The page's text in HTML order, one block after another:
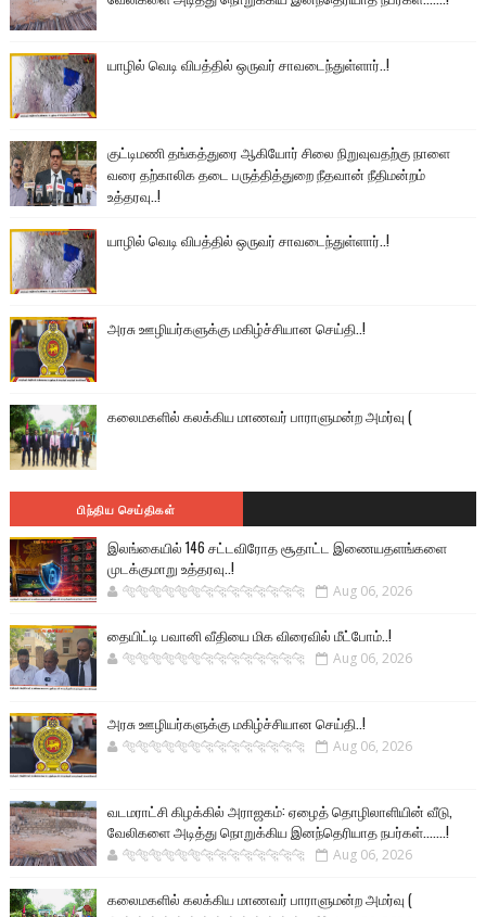
யாழில் வெடி விபத்தில் ஒருவர் சாவடைந்துள்ளார்..!
குட்டிமணி தங்கத்துரை ஆகியோர் சிலை நிறுவுவதற்கு நாளை
வரை தற்காலிக தடை பருத்தித்துறை நீதவான் நீதிமன்றம்
உத்தரவு..!
யாழில் வெடி விபத்தில் ஒருவர் சாவடைந்துள்ளார்..!
அரசு ஊழியர்களுக்கு மகிழ்ச்சியான செய்தி..!
கலைமகளில் கலக்கிய மாணவர் பாராளுமன்ற அமர்வு (
பிந்திய செய்திகள்
இலங்கையில் 146 சட்டவிரோத சூதாட்ட இணையதளங்களை
முடக்குமாறு உத்தரவு..!
🐅🐅🐅🐅🐅🐅🐆🐆🐆🐆🐆🐆🐆🐆 Aug 06, 2026
தையிட்டி பவானி வீதியை மிக விரைவில் மீட்போம்..!
🐅🐅🐅🐅🐅🐅🐆🐆🐆🐆🐆🐆🐆🐆 Aug 06, 2026
அரசு ஊழியர்களுக்கு மகிழ்ச்சியான செய்தி..!
🐅🐅🐅🐅🐅🐅🐆🐆🐆🐆🐆🐆🐆🐆 Aug 06, 2026
வடமராட்சி கிழக்கில் அராஜகம்: ஏழைத் தொழிலாளியின் வீடு,
வேலிகளை அடித்து நொறுக்கிய இனந்தெரியாத நபர்கள்.......!
🐅🐅🐅🐅🐅🐅🐆🐆🐆🐆🐆🐆🐆🐆 Aug 06, 2026
கலைமகளில் கலக்கிய மாணவர் பாராளுமன்ற அமர்வு (